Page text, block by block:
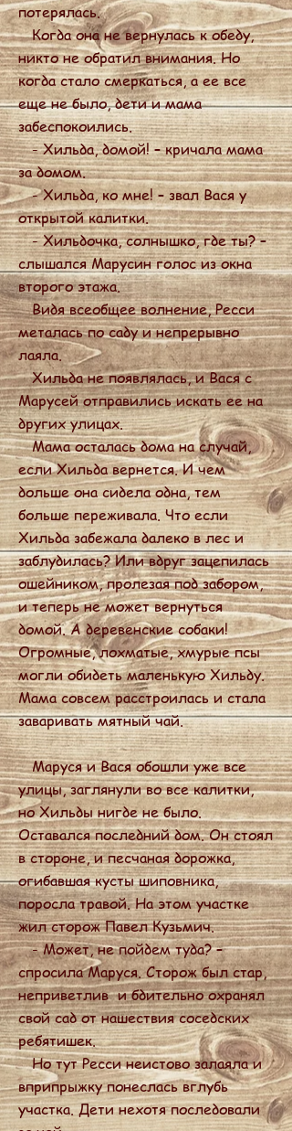
потерялась.
Когда она не вернулась к обеду,
никто не обратил внимания. Но
когда стало смеркаться, а ее все
еще не было, дети и мама
забеспокоились.
- Хильда, домой! – кричала мама
за домом.
- Хильда, ко мне! – звал Вася у
открытой калитки.
- Хильдочка, солнышко, где ты? –
слышался Марусин голос из окна
второго этажа.
Видя всеобщее волнение, Ресси
металась по саду и непрерывно
лаяла.
Хильда не появлялась, и Вася с
Марусей отправились искать ее на
других улицах.
Мама осталась дома на случай,
если Хильда вернется. И чем
дольше она сидела одна, тем
больше переживала. Что если
Хильда забежала далеко в лес и
заблудилась? Или вдруг зацепилась
ошейником, пролезая под забором,
и теперь не может вернуться
домой. А деревенские собаки!
Огромные, лохматые, хмурые псы
могли обидеть маленькую Хильду.
Мама совсем расстроилась и стала
заваривать мятный чай.
Маруся и Вася обошли уже все
улицы, заглянули во все калитки,
но Хильды нигде не было.
Оставался последний дом. Он стоял
в стороне, и песчаная дорожка,
огибавшая кусты шиповника,
поросла травой. На этом участке
жил сторож Павел Кузьмич.
- Может, не пойдем туда? –
спросила Маруся. Сторож был стар,
неприветлив и бдительно охранял
свой сад от нашествия соседских
ребятишек.
Но тут Ресси неистово залаяла и
вприпрыжку понеслась вглубь
участка. Дети нехотя последовали